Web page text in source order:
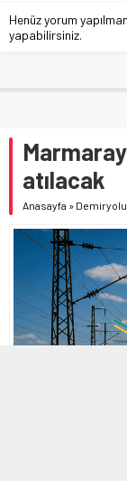
Henüz yorum
yapabilirsiniz.
atılacak
Anasayfa »